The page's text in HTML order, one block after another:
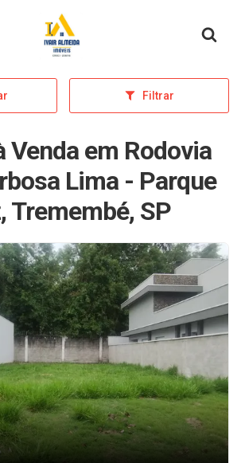
Página inicial
Filtrar
Venda em Rodovia
Lima - Parque
Tremembé, SP